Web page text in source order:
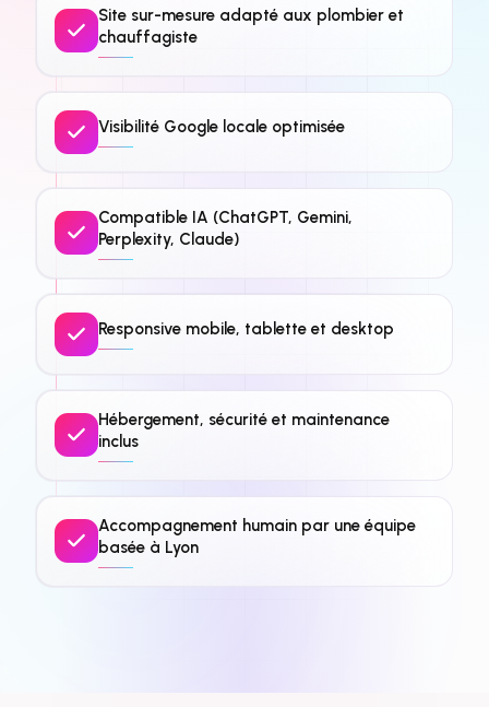
Site sur-mesure adapté aux plombier et
chauffagiste
Visibilité Google locale optimisée
Compatible IA (ChatGPT, Gemini,
Perplexity, Claude)
Responsive mobile, tablette et desktop
Hébergement, sécurité et maintenance
inclus
Accompagnement humain par une équipe
basée à Lyon